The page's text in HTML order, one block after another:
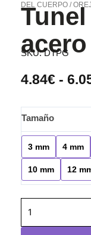
DEL CUERPO /
SKU:DTPG
4.84€ -
Tamaño
3 mm 4 mm
10 mm 12
Tunel
acero
negro
cantidad